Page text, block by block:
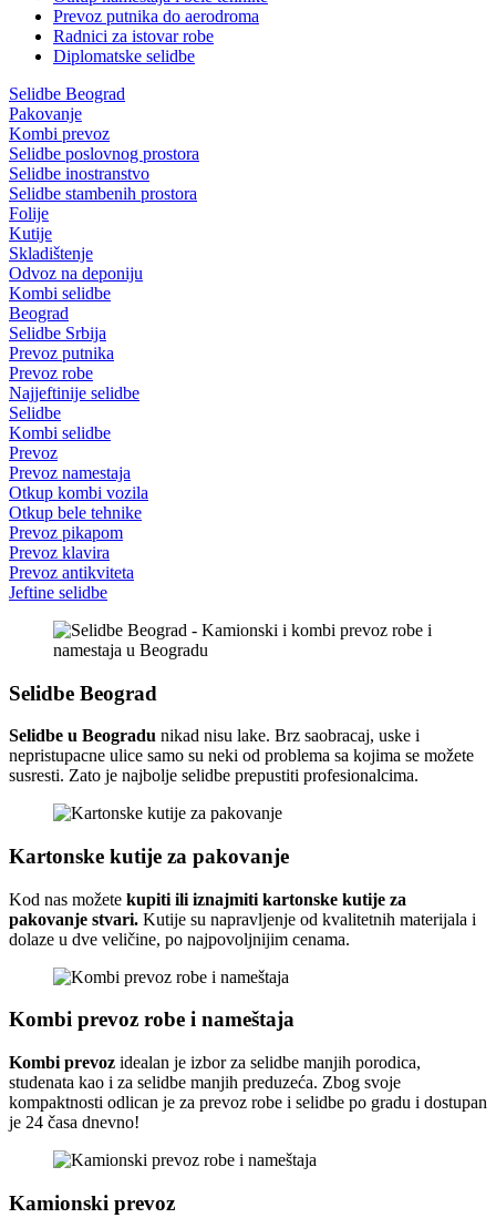
Prevoz putnika do aerodroma
Radnici za istovar robe
Diplomatske selidbe
Selidbe Beograd
Pakovanje
Kombi prevoz
Selidbe poslovnog prostora
Selidbe inostranstvo
Selidbe stambenih prostora
Folije
Kutije
Skladištenje
Odvoz na deponiju
Kombi selidbe
Beograd
Selidbe Srbija
Prevoz putnika
Prevoz robe
Najjeftinije selidbe
Selidbe
Kombi selidbe
Prevoz
Prevoz namestaja
Otkup kombi vozila
Otkup bele tehnike
Prevoz pikapom
Prevoz klavira
Prevoz antikviteta
Jeftine selidbe
Selidbe Beograd
Selidbe u Beogradu nikad nisu lake. Brz saobracaj, uske i
nepristupacne ulice samo su neki od problema sa kojima se možete
susresti. Zato je najbolje selidbe prepustiti profesionalcima.
Kartonske kutije za pakovanje
Kod nas možete kupiti ili iznajmiti kartonske kutije za
pakovanje stvari. Kutije su napravljenje od kvalitetnih materijala i
dolaze u dve veličine, po najpovoljnijim cenama.
Kombi prevoz robe i nameštaja
Kombi prevoz idealan je izbor za selidbe manjih porodica,
studenata kao i za selidbe manjih preduzeća. Zbog svoje
kompaktnosti odlican je za prevoz robe i selidbe po gradu i dostupan
je 24 časa dnevno!
Kamionski prevoz